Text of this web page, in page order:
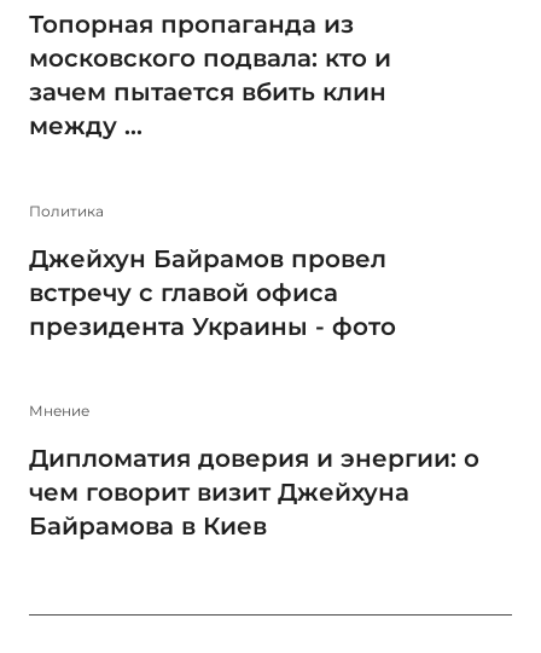
Топорная пропаганда из
московского подвала: кто и
зачем пытается вбить клин
между ...
Политика
Джейхун Байрамов провел
встречу с главой офиса
президента Украины - фото
Мнение
Дипломатия доверия и энергии: о
чем говорит визит Джейхуна
Байрамова в Киев